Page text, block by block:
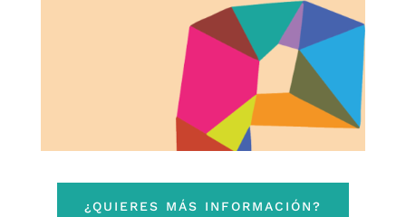
¿QUIERES MÁS INFORMACIÓN?